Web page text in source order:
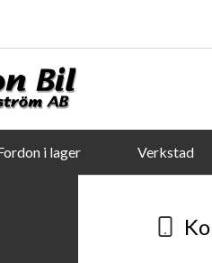
i lager Verkstad